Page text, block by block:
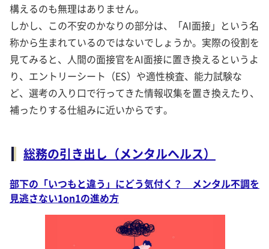
構えるのも無理はありません。
しかし、この不安のかなりの部分は、「AI面接」という名
称から生まれているのではないでしょうか。実際の役割を
見てみると、人間の面接官をAI面接に置き換えるというよ
り、エントリーシート（ES）や適性検査、能力試験な
ど、選考の入り口で行ってきた情報収集を置き換えたり、
補ったりする仕組みに近いからです。
総務の引き出し（メンタルヘルス）
部下の「いつもと違う」にどう気付く？ メンタル不調を
見逃さない1on1の進め方